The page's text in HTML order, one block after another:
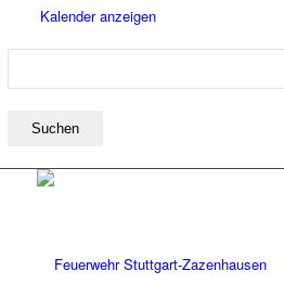
Kalender anzeigen
Suchen